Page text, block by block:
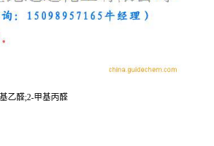
乙醛;2-甲基丙醛